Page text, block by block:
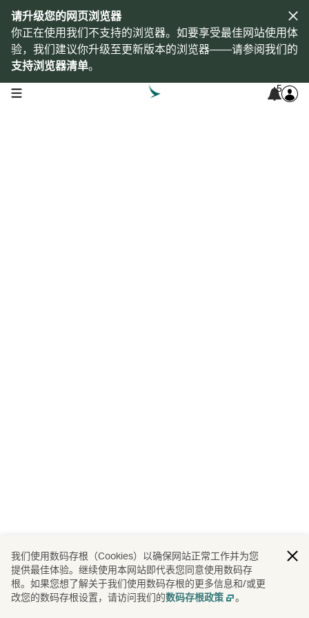
请升级您的网页浏览器
你正在使用我们不支持的浏览器。如要享受最佳网站使用体
验，我们建议你升级至更新版本的浏览器——请参阅我们的
支持浏览器清单。
open navigation menu 5
我们使用数码存根（Cookies）以确保网站正常工作并为您
提供最佳体验。继续使用本网站即代表您同意使用数码存
根。如果您想了解关于我们使用数码存根的更多信息和/或更
改您的数码存根设置，请访问我们的数码存根政策 。